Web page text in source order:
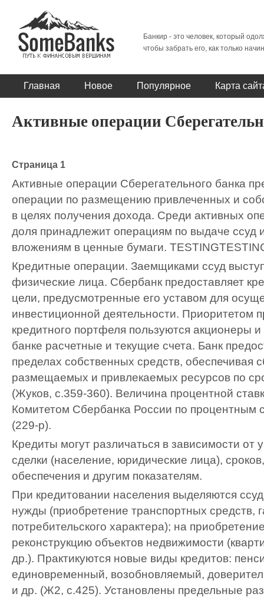
Банкир - это человек, который
чтобы забрать его, как только
Главная Новое Популярное Карта
Активные операции
Страница 1
Активные операции Сберегательного банка
операции по размещению привлеченных и
в целях получения дохода. Среди активных
доля принадлежит операциям по выдаче ссуд
вложениям в ценные бумаги. TESTING
Кредитные операции. Заемщиками ссуд
физические лица. Сбербанк предоставляет
цели, предусмотренные его уставом для
инвестиционной деятельности. Приоритетом
кредитного портфеля пользуются акционеры
банке расчетные и текущие счета. Банк
пределах собственных средств, обеспечивая
размещаемых и привлекаемых ресурсов по
(Жуков, с.359-360). Величина процентной
Комитетом Сбербанка России по процентным
(229-р).
Кредиты могут различаться в зависимости от
сделки (население, юридические лица),
обеспечения и другим показателям.
При кредитовании населения выделяются
нужды (приобретение транспортных средств,
потребительского характера); на
реконструкцию объектов недвижимости
др.). Практикуются новые виды кредитов:
единовременный, возобновляемый,
и др. (Ж2, с.425). Установлены предельные